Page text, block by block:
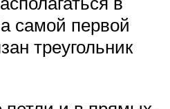
самой первой
треугольник